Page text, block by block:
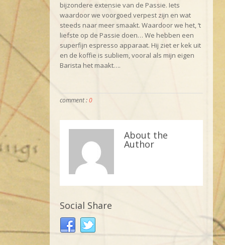
bijzondere extensie van de Passie. Iets
waardoor we voorgoed verpest zijn en wat
steeds naar meer smaakt. Waardoor we het, ‘t
liefste op de Passie doen… We hebben een
superfijn espresso apparaat. Hij ziet er kek uit
en de koffie is subliem, vooral als mijn eigen
Barista het maakt….
comment :0
About the
Author
Social Share